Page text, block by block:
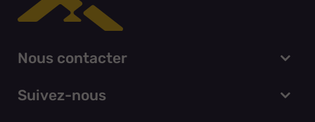
Nous contacter
Suivez-nous